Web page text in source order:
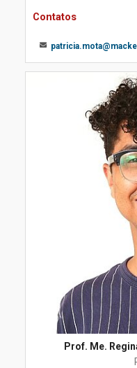
Contatos
Prof. Me.